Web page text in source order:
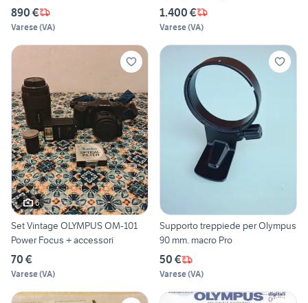
890 €
Varese(VA)
1.400 €
Varese(VA)
6
Set Vintage OLYMPUS OM-101
Power Focus + accessori
70 €
Varese(VA)
Supporto treppiede per Olympus
90 mm. macro Pro
50 €
Varese(VA)